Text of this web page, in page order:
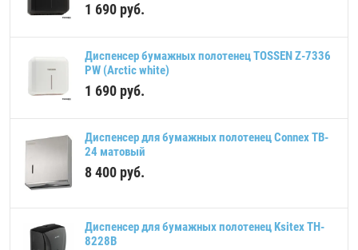
1 690 руб.
Диспенсер бумажных полотенец TOSSEN Z-7336
PW (Arctic white)
1 690 руб.
Диспенсер для бумажных полотенец Connex TB-
24 матовый
8 400 руб.
Диспенсер для бумажных полотенец Ksitex TH-
8228B